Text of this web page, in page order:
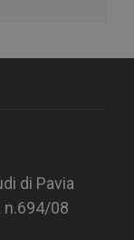
di Pavia
n.694/08